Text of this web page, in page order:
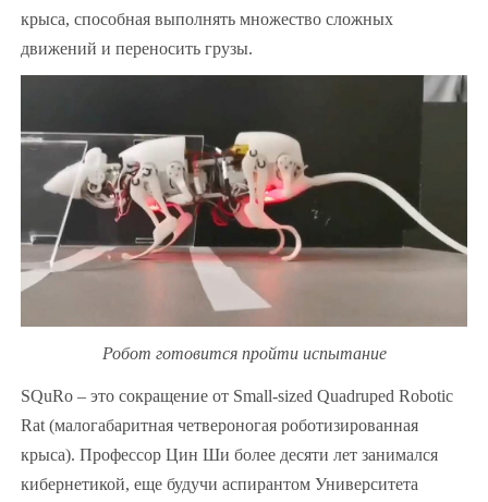
крыса, способная выполнять множество сложных
движений и переносить грузы.
Робот готовится пройти испытание
SQuRo – это сокращение от Small-sized Quadruped Robotic
Rat (малогабаритная четвероногая роботизированная
крыса). Профессор Цин Ши более десяти лет занимался
кибернетикой, еще будучи аспирантом Университета